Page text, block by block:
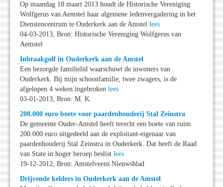
Op maandag 18 maart 2013 houdt de Historische Vereniging
Wolfgerus van Aemstel haar algemene ledenvergadering in het
Dienstencentrum te Ouderkerk aan de Amstel lees
04-03-2013, Bron: Historische Vereniging Wolfgerus van
Aemstel
Inbraakgolf in Ouderkerk aan de Amstel
Een bezorgde familielid waarschuwt de inwoners van
Ouderkerk. Bij mijn schoonfamilie, twee zwagers, is de
afgelopen 4 weken ingebroken lees
03-01-2013, Bron: M. K.
200.000 euro boete voor paardenhouderij Stal Zeinstra
De gemeente Ouder-Amstel heeft terecht een boete van ruim
200.000 euro uitgedeeld aan de exploitant-eigenaar van
paardenhouderij Stal Zeinstra in Ouderkerk. Dat heeft de Raad
van State in hoger beroep beslist lees
19-12-2012, Bron: Amstelveens Nieuwsblad
Drijvende kelders in Ouderkerk aan de Amstel